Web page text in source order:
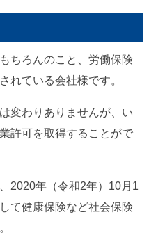
ちろんのこと、労働保険
れている会社様です。
変わりありませんが、い
許可を取得することがで
2020年（令和2年）10月1
て健康保険など社会保険